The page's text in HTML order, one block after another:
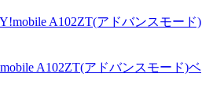
A102ZT(アドバンスモード)ベ